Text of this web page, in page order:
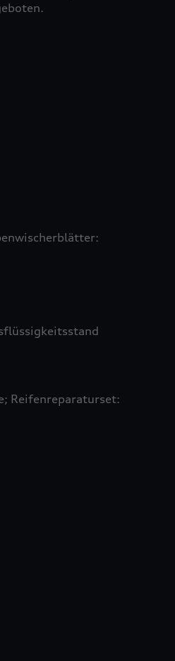
Reifenreparaturset: